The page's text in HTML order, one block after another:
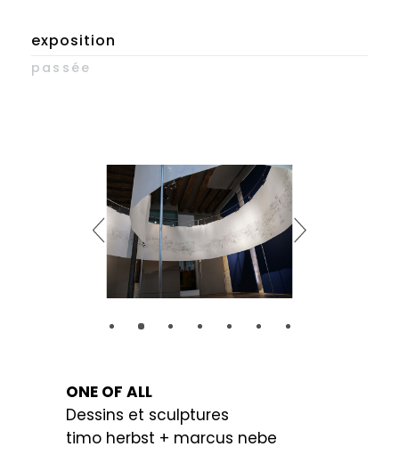
exposition
passée
ONE OF ALL
Dessins et sculptures
timo herbst + marcus nebe